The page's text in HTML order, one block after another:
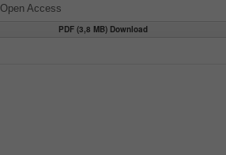
Open Access
PDF (3,8 MB) Download